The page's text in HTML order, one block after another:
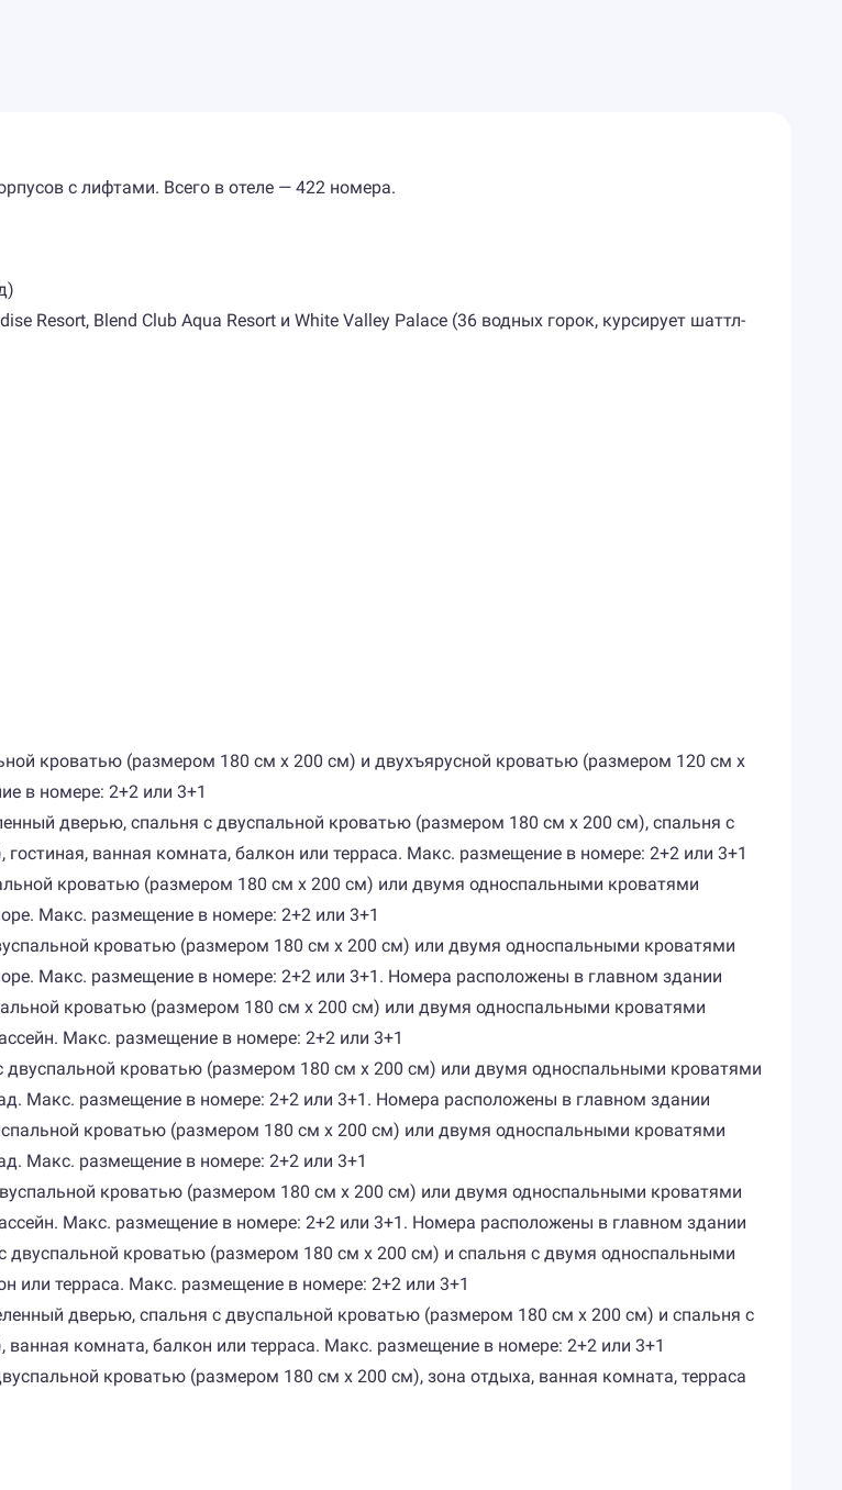
с лифтами. Всего в отеле — 422 номера.
Resort, Blend Club Aqua Resort и White Valley Palace (36 водных горок, курсирует шаттл-
кроватью (размером 180 см х 200 см) и двухъярусной кроватью (размером 120 см х
в номере: 2+2 или 3+1
дверью, спальня с двуспальной кроватью (размером 180 см х 200 см), спальня с
ванная комната, балкон или терраса. Макс. размещение в номере: 2+2 или 3+1
кроватью (размером 180 см х 200 см) или двумя односпальными кроватями
Макс. размещение в номере: 2+2 или 3+1
кроватью (размером 180 см х 200 см) или двумя односпальными кроватями
Макс. размещение в номере: 2+2 или 3+1. Номера расположены в главном здании
кроватью (размером 180 см х 200 см) или двумя односпальными кроватями
Макс. размещение в номере: 2+2 или 3+1
кроватью (размером 180 см х 200 см) или двумя односпальными кроватями
Макс. размещение в номере: 2+2 или 3+1. Номера расположены в главном здании
кроватью (размером 180 см х 200 см) или двумя односпальными кроватями
Макс. размещение в номере: 2+2 или 3+1
кроватью (размером 180 см х 200 см) или двумя односпальными кроватями
Макс. размещение в номере: 2+2 или 3+1. Номера расположены в главном здании
кроватью (размером 180 см х 200 см) и спальня с двумя односпальными
или терраса. Макс. размещение в номере: 2+2 или 3+1
дверью, спальня с двуспальной кроватью (размером 180 см х 200 см) и спальня с
комната, балкон или терраса. Макс. размещение в номере: 2+2 или 3+1
кроватью (размером 180 см х 200 см), зона отдыха, ванная комната, терраса